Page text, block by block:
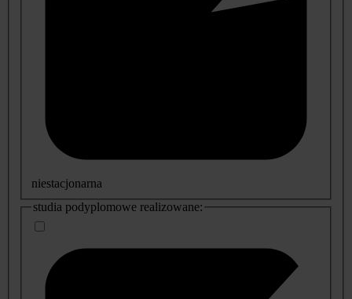
niestacjonarna
studia podyplomowe realizowane: